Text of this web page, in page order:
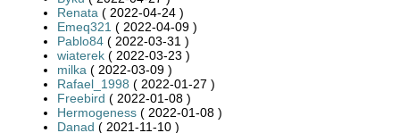
Renata ( 2022-04-24 )
Emeq321 ( 2022-04-09 )
Pablo84 ( 2022-03-31 )
wiaterek ( 2022-03-23 )
milka ( 2022-03-09 )
Rafael_1998 ( 2022-01-27 )
Freebird ( 2022-01-08 )
Hermogeness ( 2022-01-08 )
Danad ( 2021-11-10 )